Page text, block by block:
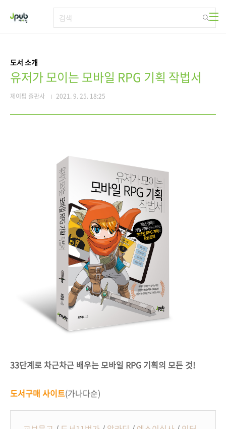
도서 소개
유저가 모이는 모바일 RPG 기획 작법서
제이펍 출판사 2021. 9. 25. 18:25
33단계로 차근차근 배우는 모바일 RPG 기획의 모든 것!
도서구매 사이트(가나다순)